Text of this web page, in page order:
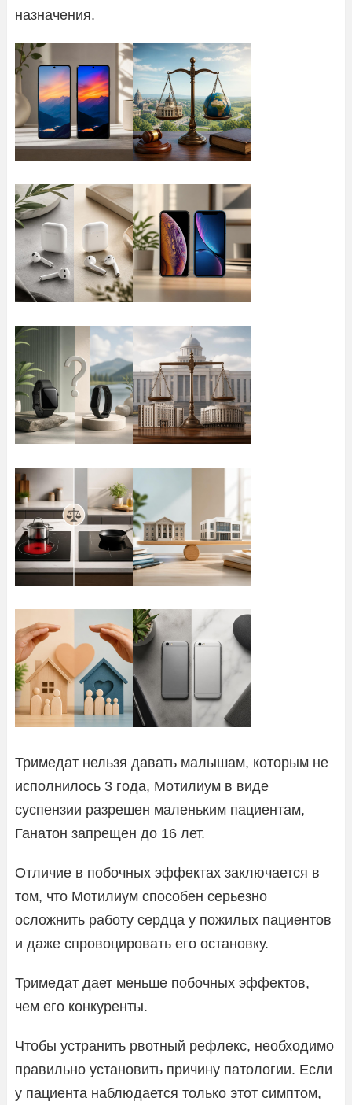
назначения.
Тримедат нельзя давать малышам, которым не
исполнилось 3 года, Мотилиум в виде
суспензии разрешен маленьким пациентам,
Ганатон запрещен до 16 лет.
Отличие в побочных эффектах заключается в
том, что Мотилиум способен серьезно
осложнить работу сердца у пожилых пациентов
и даже спровоцировать его остановку.
Тримедат дает меньше побочных эффектов,
чем его конкуренты.
Чтобы устранить рвотный рефлекс, необходимо
правильно установить причину патологии. Если
у пациента наблюдается только этот симптом,